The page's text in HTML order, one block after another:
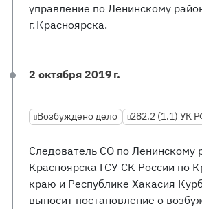
управление по Ленинскому
г. Красноярска.
2 октября 2019 г.
Возбуждено дело 282.2 (1.1) УК
Следователь СО по Ленинскому
Красноярска ГСУ СК России по
краю и Республике Хакасия
выносит постановление о